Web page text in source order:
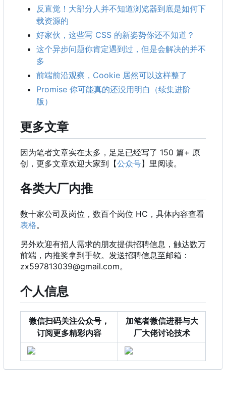
反直觉！大部分人并不知道浏览器到底是如何下
载资源的
好家伙，这些写 CSS 的新姿势你还不知道？
这个异步问题你肯定遇到过，但是会解决的并不
多
前端前沿观察 ， Cookie 居然可以这样整了
Promise 你可能真的还没用明白（续集进阶
版）
更多文章
因为笔者文章实在太多，足足已经写了 150 篇+ 原
创，更多文章欢迎大家到【公众号】里阅读。
各类大厂内推
数十家公司及岗位，数百个岗位 HC ， 具体内容查看
表格。
另外欢迎有招人需求的朋友提供招聘信息 ， 触达数万
前端 ， 内推奖拿到手软。发送招聘信息至邮箱 ：
zx597813039@gmail.com。
个人信息
微信扫码关注公众号，
订阅更多精彩内容
加笔者微信进群与大
厂大佬讨论技术